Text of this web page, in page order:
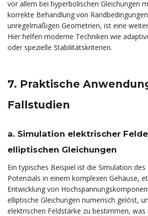
vor allem bei hyperbolischen Gleichungen
korrekte Behandlung von
unregelmäßigen Geometrien, ist eine
Hier helfen moderne Techniken wie
oder spezielle Stabilitätskriterien.
7. Praktische
Fallstudien
a. Simulation elektrischer
elliptischen Gleichungen
Ein typisches Beispiel ist die Simulation des
Potenzials in einem komplexen Gehäuse,
Entwicklung von
elliptische Gleichungen numerisch gelöst,
elektrischen Feldstärke zu bestimmen, was